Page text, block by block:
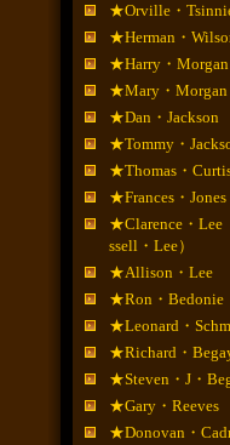
★Orville・
★Herman・
★Harry・Morgan
★Mary・Morgan
★Dan・Jackson
★Tommy・
★Thomas・
★Frances・Jones
★Clarence・Lee
ssell・Lee）
★Allison・Lee
★Ron・Bedonie
★Leonard・
★Richard・
★Steven・J・
★Gary・Reeves
★Donovan・